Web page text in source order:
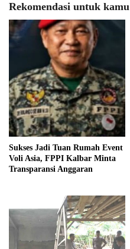
Rekomendasi untuk kamu
Sukses Jadi Tuan Rumah Event
Voli Asia, FPPI Kalbar Minta
Transparansi Anggaran